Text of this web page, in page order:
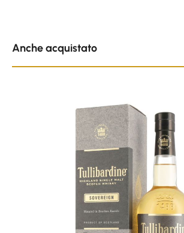
Anche acquistato